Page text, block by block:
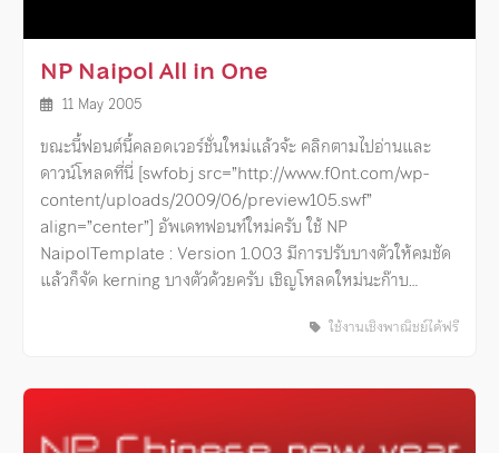
NP Naipol All in One
11 May 2005
ขณะนี้ฟอนต์นี้คลอดเวอร์ชั่นใหม่แล้วจ้ะ คลิกตามไปอ่านและ
ดาวน์โหลดที่นี่ [swfobj src=”http://www.f0nt.com/wp-
content/uploads/2009/06/preview105.swf”
align=”center”] อัพเดทฟอนท์ใหม่ครับ ใช้ NP
NaipolTemplate : Version 1.003 มีการปรับบางตัวให้คมชัด
แล้วก็จัด kerning บางตัวด้วยครับ เชิญโหลดใหม่นะก๊าบ…
ใช้งานเชิงพาณิชย์ได้ฟรี